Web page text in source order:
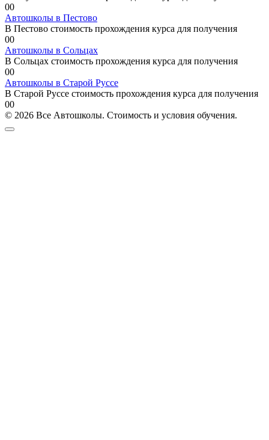
00
Автошколы в Пестово
В Пестово стоимость прохождения курса для получения
00
Автошколы в Сольцах
В Сольцах стоимость прохождения курса для получения
00
Автошколы в Старой Руссе
В Старой Руссе стоимость прохождения курса для получения
00
© 2026 Все Автошколы. Стоимость и условия обучения.